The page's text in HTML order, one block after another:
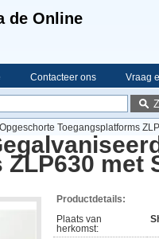
de Online
Contacteer ons Vraag
Toegangsplatforms
met
Productdetails:
Plaats van
herkomst: